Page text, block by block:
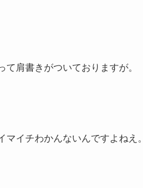
肩書きがついておりますが。
イチわかんないんですよねえ。